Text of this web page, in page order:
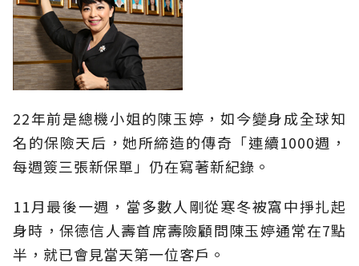
22年前是總機小姐的陳玉婷，如今變身成全球知
名的保險天后，她所締造的傳奇「連續1000週，
每週簽三張新保單」仍在寫著新紀錄。
11月最後一週，當多數人剛從寒冬被窩中掙扎起
身時，保德信人壽首席壽險顧問陳玉婷通常在7點
半，就已會見當天第一位客戶。